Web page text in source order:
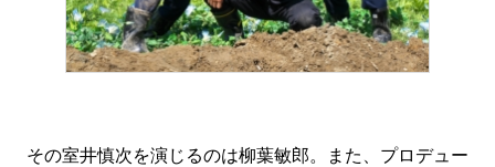
その室井慎次を演じるのは柳葉敏郎。また、プロデュー